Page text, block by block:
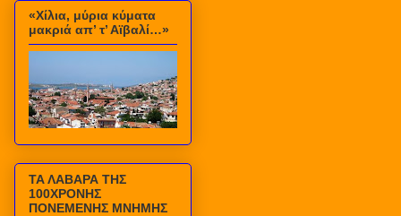
«Χίλια, μύρια κύματα
μακριά απ’ τ’ Αϊβαλί…»
ΤΑ ΛΑΒΑΡΑ ΤΗΣ
100ΧΡΟΝΗΣ
ΠΟΝΕΜΕΝΗΣ ΜΝΗΜΗΣ